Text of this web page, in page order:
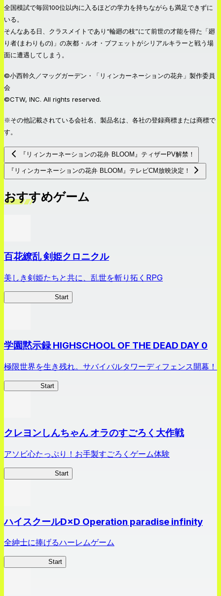
全国模試で毎回100位以内に入るほどの学力を持ちながらも満足できずに
いる。
そんなある日、クラスメイトであり“輪廻の枝”にて前世の才能を得た「廻
り者(まわりもの)」の灰都・ルオ・ブフェットがシリアルキラーと戦う場
面に遭遇してしまう。
©小西幹久／マッグガーデン・「リィンカーネーションの花弁」製作委員
会
©CTW, INC. All rights reserved.
※その他記載されている会社名、製品名は、各社の登録商標または商標で
す。
『リィンカーネーションの花弁 BLOOM』ティザーPV解禁！
『リィンカーネーションの花弁 BLOOM』テレビCM放映決定！
おすすめゲーム
百花繚乱 剣姫クロニクル
美しき剣姫たちと共に、乱世を斬り拓くRPG
Start
学園黙示録 HIGHSCHOOL OF THE DEAD DAY 0
極限世界を生き残れ。サバイバルタワーディフェンス開幕！
Start
クレヨンしんちゃん オラのすごろく大作戦
アソビ心たっぷり！お手製すごろくゲーム体験
Start
ハイスクールD×D Operation paradise infinity
全紳士に捧げるハーレムゲーム
Start